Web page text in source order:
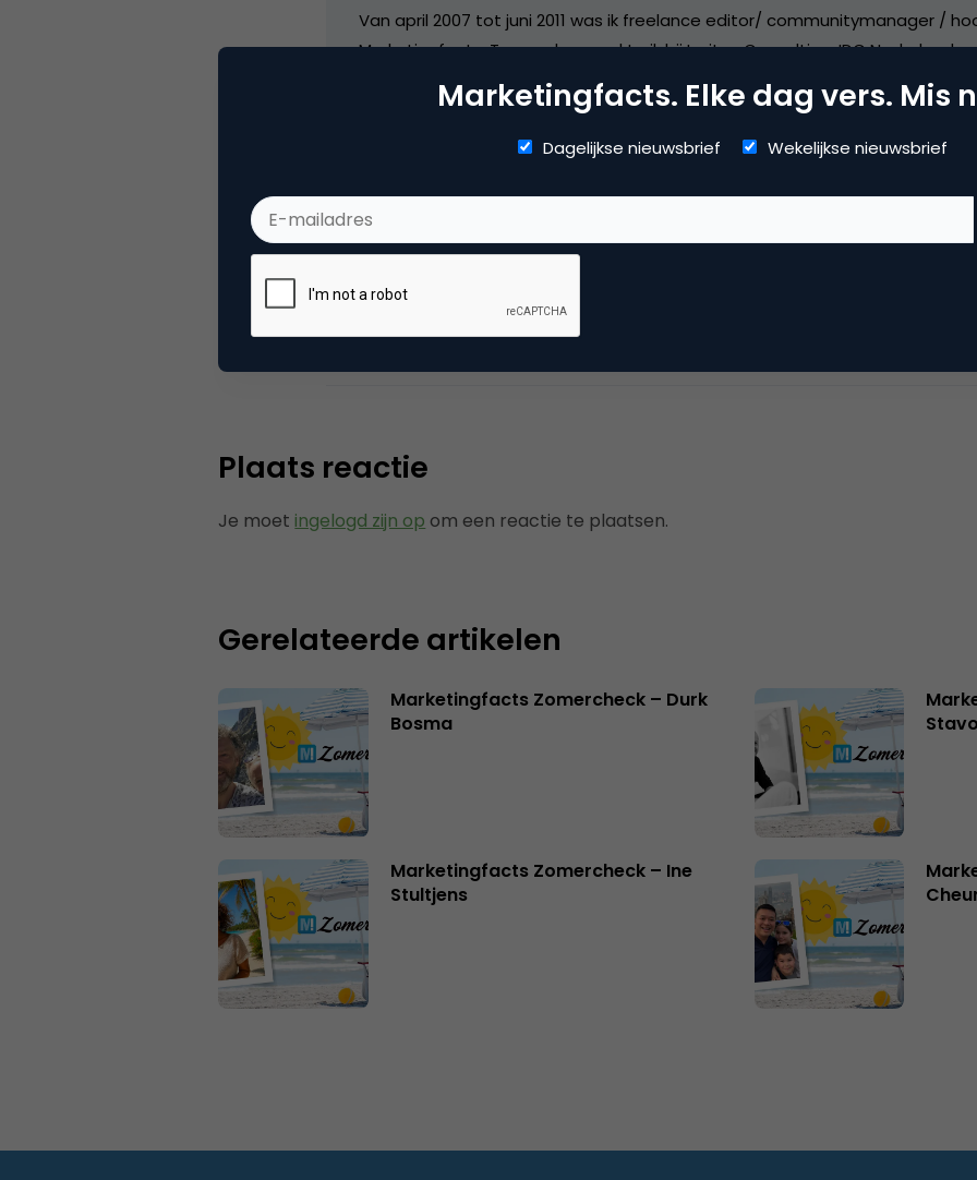
Van april 2007 tot juni 2011 was ik freelance editor/ communitymanager /
Marketingfacts. Tussendoor werkte ik bij Insites Consulting, IDG Nederland,
Saatchi&Saatchi;/Leo Burnett (voor Samsung) en voor onderzoeksbureau
november 2021 vorm ik samen met Luuk Ros de hoofdredactie van
Categorie
Plaats reactie
Je moet ingelogd zijn op om een reactie te plaatsen.
Gerelateerde artikelen
Marketingfacts Zomercheck – Durk
Bosma
Marketingfacts Zomercheck – Ine
Stultjens
Marketingfacts. Elke dag vers. Mis
Dagelijkse nieuwsbrief Wekelijkse nieuwsbrief